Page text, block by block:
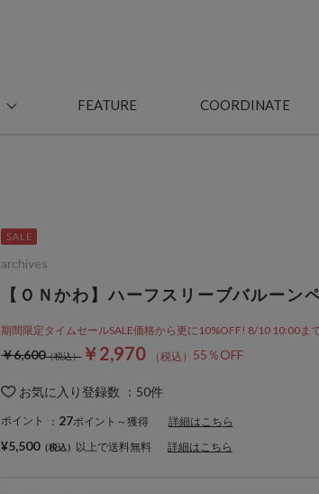
FEATURE COORDINATE
【ＯＮかわ】ハーフスリーブバルーン
期間限定タイムセールSALE価格から更に10%OFF! 8/10 10:00ま
￥2,970 55％OFF
￥6,600
お気に入り登録数 ： 50件
ポイント ： 27ポイント～獲得 詳細はこちら
archives
¥5,500 以上で送料無料 詳細はこちら